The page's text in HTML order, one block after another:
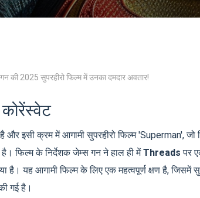
2025 सुपरहीरो फिल्म में उनका दमदार अवतार!
है और इसी क्रम में आगामी सुपरहीरो फिल्म 'Superman',
है। फिल्म के निर्देशक जेम्स गन ने हाल ही मेंThreadsपर
है। यह आगामी फिल्म के लिए एक महत्वपूर्ण क्षण है, जिसमें
गई है।